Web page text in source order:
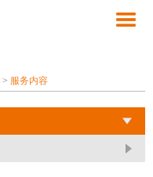
> 服务内容